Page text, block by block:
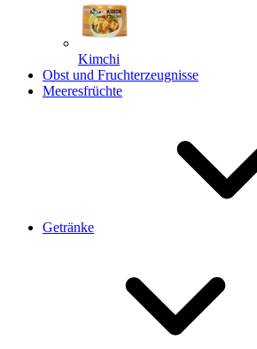
Kimchi
Obst und Fruchterzeugnisse
Meeresfrüchte
Getränke